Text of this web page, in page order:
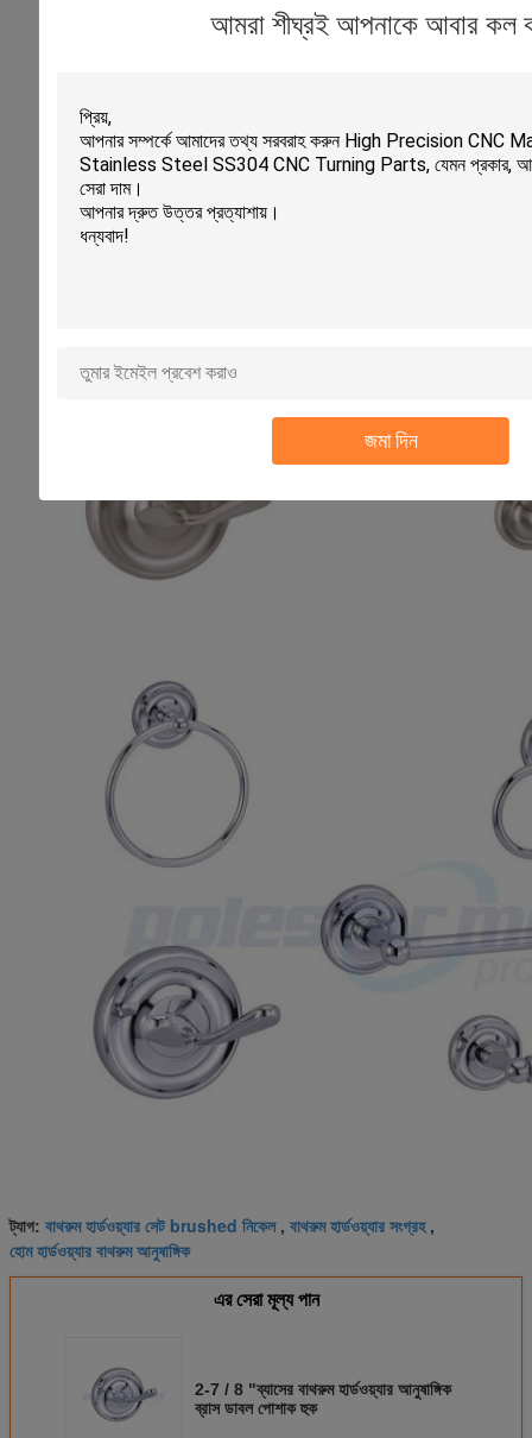
আমরা শীঘ্রই আপনাকে আবার কল
জমা দিন
ট্যাগ: বাথরুম হার্ডওয়্যার সেট brushed নিকেল, বাথরুম হার্ডওয়্যার সংগ্রহ,
হোম হার্ডওয়্যার বাথরুম আনুষাঙ্গিক
এর সেরা মূল্য পান
2-7 / 8 "ব্যাসের বাথরুম হার্ডওয়্যার আনুষাঙ্গিক
ব্রাস ডাবল পোশাক হুক